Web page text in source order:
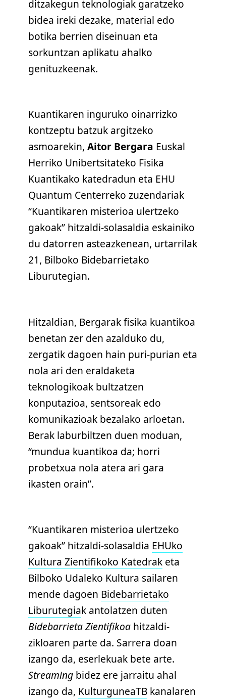
ditzakegun teknologiak garatzeko
bidea ireki dezake, material edo
botika berrien diseinuan eta
sorkuntzan aplikatu ahalko
genituzkeenak.
Kuantikaren inguruko oinarrizko
kontzeptu batzuk argitzeko
asmoarekin, Aitor Bergara Euskal
Herriko Unibertsitateko Fisika
Kuantikako katedradun eta EHU
Quantum Centerreko zuzendariak
“Kuantikaren misterioa ulertzeko
gakoak” hitzaldi-solasaldia eskainiko
du datorren asteazkenean, urtarrilak
21, Bilboko Bidebarrietako
Liburutegian.
Hitzaldian, Bergarak fisika kuantikoa
benetan zer den azalduko du,
zergatik dagoen hain puri-purian eta
nola ari den eraldaketa
teknologikoak bultzatzen
konputazioa, sentsoreak edo
komunikazioak bezalako arloetan.
Berak laburbiltzen duen moduan,
“mundua kuantikoa da; horri
probetxua nola atera ari gara
ikasten orain”.
“Kuantikaren misterioa ulertzeko
gakoak” hitzaldi-solasaldia EHUko
Kultura Zientifikoko Katedrak eta
Bilboko Udaleko Kultura sailaren
mende dagoen Bidebarrietako
Liburutegiak antolatzen duten
Bidebarrieta Zientifikoa hitzaldi-
zikloaren parte da. Sarrera doan
izango da, eserlekuak bete arte.
Streaming bidez ere jarraitu ahal
izango da, KulturguneaTB kanalaren